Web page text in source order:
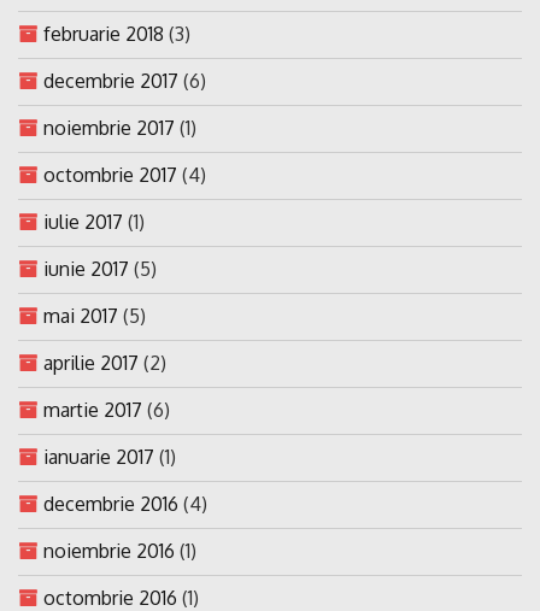
februarie 2018 (3)
decembrie 2017 (6)
noiembrie 2017 (1)
octombrie 2017 (4)
iulie 2017 (1)
iunie 2017 (5)
mai 2017 (5)
aprilie 2017 (2)
martie 2017 (6)
ianuarie 2017 (1)
decembrie 2016 (4)
noiembrie 2016 (1)
octombrie 2016 (1)